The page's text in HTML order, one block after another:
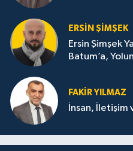
ERSIN ŞIMŞEK
Ersin Şimşek
Batum’a,
FAKIR YILMAZ
İnsan, İletişim